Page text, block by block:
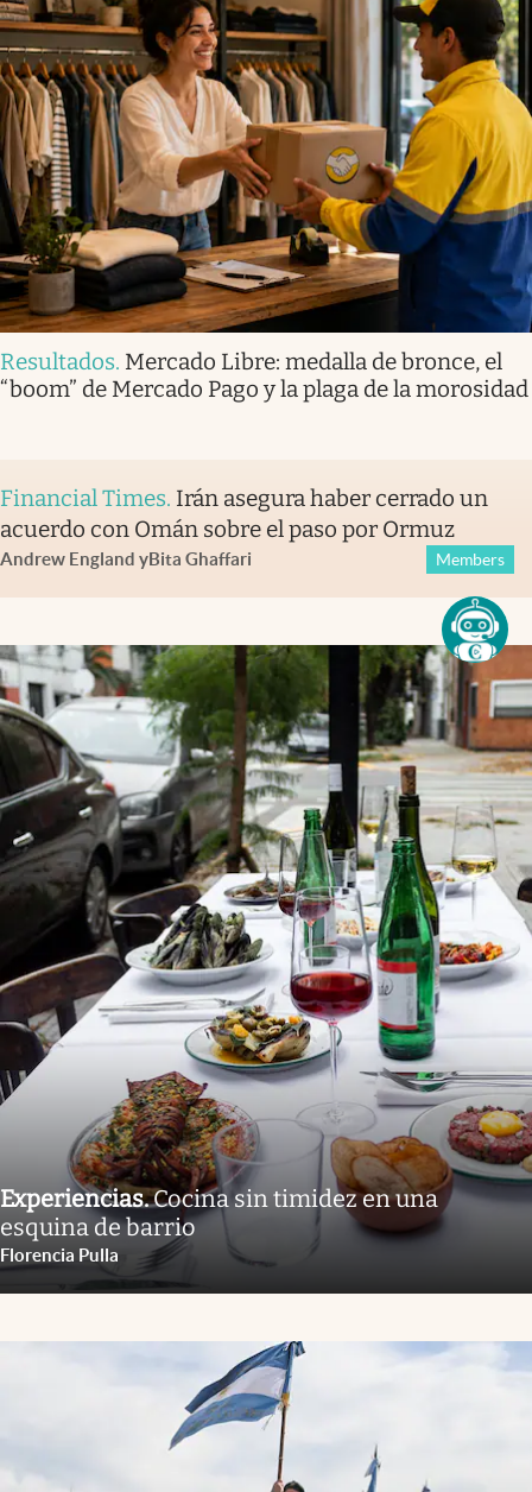
Resultados. Mercado Libre: medalla de bronce, el
“boom” de Mercado Pago y la plaga de la morosidad
Financial Times. Irán asegura haber cerrado un
acuerdo con Omán sobre el paso por Ormuz
Andrew England yBita Ghaffari Members
Experiencias.Cocina sin timidez en una
esquina de barrio
Florencia Pulla